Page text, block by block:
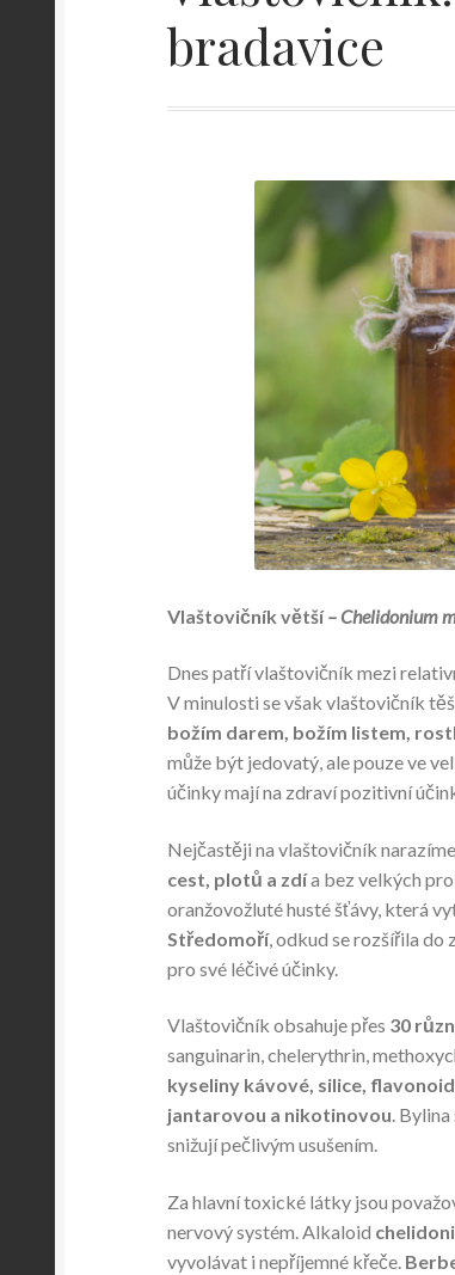
bradavice
Vlaštovičník větší– Chelidonium
Dnes patří vlaštovičník mezi
V minulosti se však vlaštovičník
božím darem, božím listem,
může být jedovatý, ale pouze ve
účinky mají na zdraví pozitivní
Nejčastěji na vlaštovičník
cest, plotů a zdía bez velkých
oranžovožluté husté šťávy, která
Středomoří, odkud se rozšířila do
pro své léčivé účinky.
Vlaštovičník obsahuje přes 30
sanguinarin, chelerythrin,
kyseliny kávové, silice,
jantarovou a nikotinovou.
snižují pečlivým usušením.
Za hlavní toxické látky jsou
nervový systém. Alkaloid
vyvolávat i nepříjemné křeče.